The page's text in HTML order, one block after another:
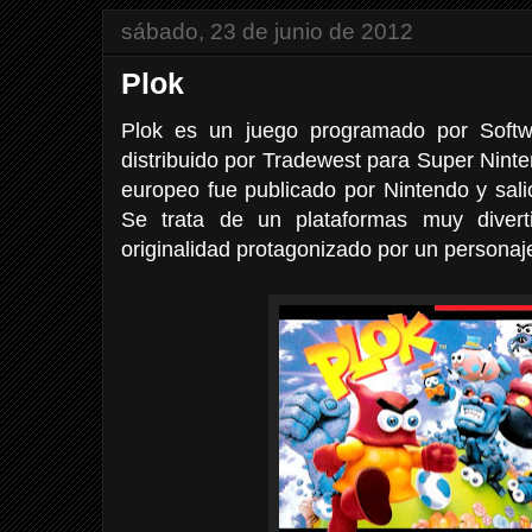
sábado, 23 de junio de 2012
Plok
Plok es un juego programado por
distribuido por Tradewest para Super
europeo fue publicado por Nintendo y
Se trata de un plataformas muy
originalidad protagonizado por un